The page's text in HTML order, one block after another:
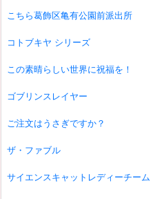
こちら葛飾区亀有公園前派出所
コトブキヤ シリーズ
この素晴らしい世界に祝福を！
ゴブリンスレイヤー
ご注文はうさぎですか？
ザ・ファブル
サイエンスキャットレディーチーム